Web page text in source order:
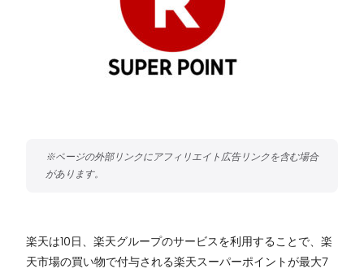
楽天は10日、楽天グループのサービスを利用することで、楽
天市場の買い物で付与される楽天スーパーポイントが最大7